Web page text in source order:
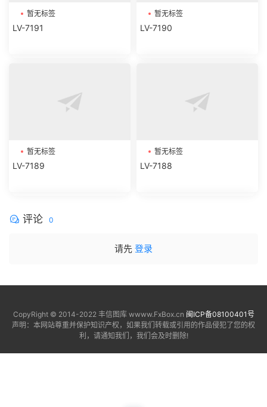
暂无标签
LV-7191
暂无标签
LV-7190
暂无标签
LV-7189
暂无标签
LV-7188
评论 0
请先 登录
CopyRight © 2014-2022 丰信图库 wwww.FxBox.cn 闽ICP备08100401号
声明：本网站尊重并保护知识产权，如果我们转载或引用的作品侵犯了您的权
利，请通知我们，我们会及时删除!